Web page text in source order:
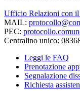
Ufficio Relazioni con
MAIL:
PEC:
Centralino unico:
Leggi le FAQ
Prenotazione
Segnalazione
Richiesta